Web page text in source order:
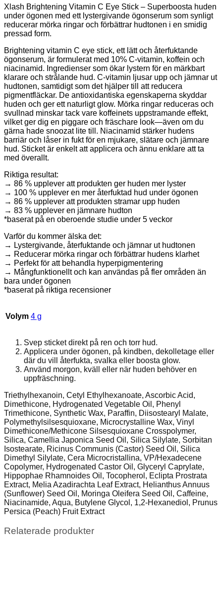
Xlash Brightening Vitamin C Eye Stick – Superboosta huden
under ögonen med ett lystergivande ögonserum som synligt
reducerar mörka ringar och förbättrar hudtonen i en smidig
pressad form.
Brightening vitamin C eye stick, ett lätt och återfuktande
ögonserum, är formulerat med 10% C-vitamin, koffein och
niacinamid. Ingredienser som ökar lystern för en märkbart
klarare och strålande hud. C-vitamin ljusar upp och jämnar ut
hudtonen, samtidigt som det hjälper till att reducera
pigmentfläckar. De antioxidantiska egenskaperna skyddar
huden och ger ett naturligt glow. Mörka ringar reduceras och
svullnad minskar tack vare koffeinets uppstramande effekt,
vilket ger dig en piggare och fräschare look—även om du
gärna hade snoozat lite till. Niacinamid stärker hudens
barriär och låser in fukt för en mjukare, slätare och jämnare
hud. Sticket är enkelt att applicera och ännu enklare att ta
med överallt.
Riktiga resultat:
→ 86 % upplever att produkten ger huden mer lyster
→ 100 % upplever en mer återfuktad hud under ögonen
→ 86 % upplever att produkten stramar upp huden
→ 83 % upplever en jämnare hudton
*baserat på en oberoende studie under 5 veckor
Varför du kommer älska det:
→ Lystergivande, återfuktande och jämnar ut hudtonen
→ Reducerar mörka ringar och förbättrar hudens klarhet
→ Perfekt för att behandla hyperpigmentering
→ Mångfunktionellt och kan användas på fler områden än
bara under ögonen
*baserat på riktiga recensioner
Volym 4 g
Svep sticket direkt på ren och torr hud.
Applicera under ögonen, på kindben, dekolletage eller
där du vill återfukta, svalka eller boosta glow.
Använd morgon, kväll eller när huden behöver en
uppfräschning.
Triethylhexanoin, Cetyl Ethylhexanoate, Ascorbic Acid,
Dimethicone, Hydrogenated Vegetable Oil, Phenyl
Trimethicone, Synthetic Wax, Paraffin, Diisostearyl Malate,
Polymethylsilsesquioxane, Microcrystalline Wax, Vinyl
Dimethicone/Methicone Silsesquioxane Crosspolymer,
Silica, Camellia Japonica Seed Oil, Silica Silylate, Sorbitan
Isostearate, Ricinus Communis (Castor) Seed Oil, Silica
Dimethyl Silylate, Cera Microcristallina, VP/Hexadecene
Copolymer, Hydrogenated Castor Oil, Glyceryl Caprylate,
Hippophae Rhamnoides Oil, Tocopherol, Eclipta Prostrata
Extract, Melia Azadirachta Leaf Extract, Helianthus Annuus
(Sunflower) Seed Oil, Moringa Oleifera Seed Oil, Caffeine,
Niacinamide, Aqua, Butylene Glycol, 1,2-Hexanediol, Prunus
Persica (Peach) Fruit Extract
Relaterade produkter